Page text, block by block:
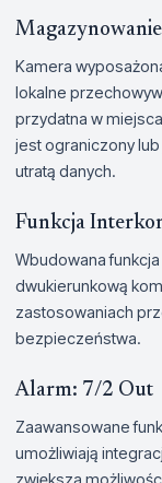
Kamera
lokalne
przydatna w
jest ograniczony
utratą danych.
Funkcja
Wbudowana
dwukierunkową
zastosowaniach
bezpieczeństwa.
Alarm: 7/2 Out
Zaawansowane
umożliwiają
zwiększa